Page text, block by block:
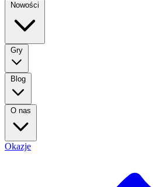
Nowości
Gry
Blog
O nas
Okazje